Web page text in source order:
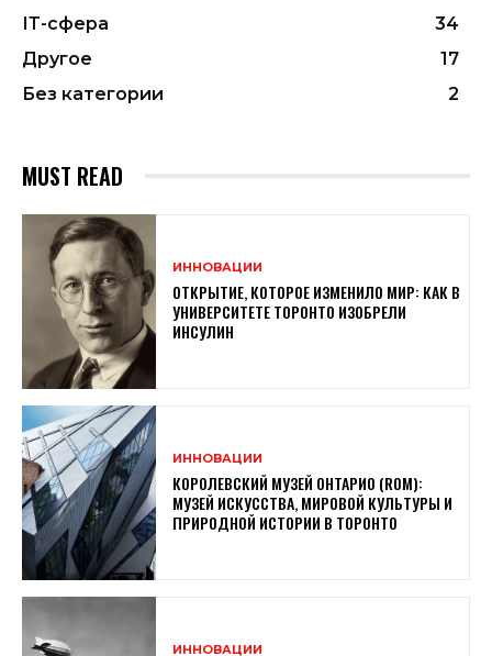
ІТ-сфера
34
Другое
17
Без категории
2
MUST READ
ИННОВАЦИИ
ОТКРЫТИЕ, КОТОРОЕ ИЗМЕНИЛО МИР: КАК В
УНИВЕРСИТЕТЕ ТОРОНТО ИЗОБРЕЛИ
ИНСУЛИН
ИННОВАЦИИ
КОРОЛЕВСКИЙ МУЗЕЙ ОНТАРИО (ROM):
МУЗЕЙ ИСКУССТВА, МИРОВОЙ КУЛЬТУРЫ И
ПРИРОДНОЙ ИСТОРИИ В ТОРОНТО
ИННОВАЦИИ